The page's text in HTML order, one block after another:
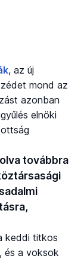
, az új
mond az
azonban
elnöki
továbbra
keddi titkos
és a voksok